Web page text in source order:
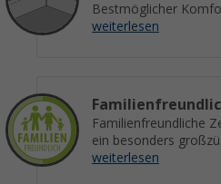
Bestmöglicher
weiterlesen
Familienfreundliche
ein besonders
weiterlesen